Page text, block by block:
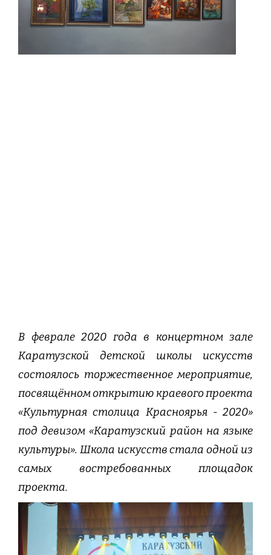
В феврале 2020 года в концертном зале
Каратузской детской школы искусств
состоялось торжественное мероприятие,
посвящённом открытию краевого проекта
«Культурная столица Красноярья - 2020»
под девизом «Каратузский район на языке
культуры». Школа искусств стала одной из
самых востребованных площадок
проекта.